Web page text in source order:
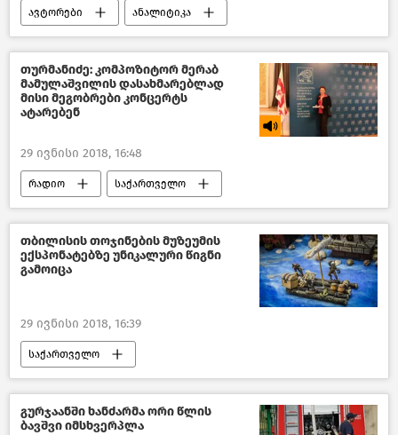
ავტორები ანალიტიკა
მიმოხილვები
საქართველოს ისტორიიდან
თურმანიძე: კომპოზიტორ მერაბ
მამულაშვილის დასახმარებლად
მისი მეგობრები კონცერტს
ატარებენ
29 ივნისი 2018, 16:48
რადიო საქართველო
თბილისის თოჯინების მუზეუმის
ექსპონატებზე უნიკალური წიგნი
გამოიცა
29 ივნისი 2018, 16:39
საქართველო
კულტურა საქართველოში
გურჯაანში ხანძარმა ორი წლის
ბავშვი იმსხვერპლა